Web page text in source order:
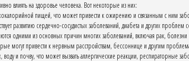
влиять на здоровье человека. Вот некоторые из них:
пищей, что может привести к ожирению и связанным с ним
развитию сердечно-сосудистых заболеваний, диабета и других проблем
одними из основных причин многих заболеваний, включая рак,
могут привести к нервным расстройствам, бессоннице и другим
и почву, что может вызвать аллергические реакции, респираторные